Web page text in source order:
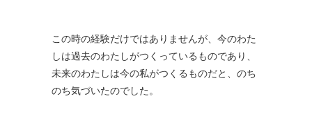
この時の経験だけではありませんが、今のわた
しは過去のわたしがつくっているものであり、
未来のわたしは今の私がつくるものだと、のち
のち気づいたのでした。